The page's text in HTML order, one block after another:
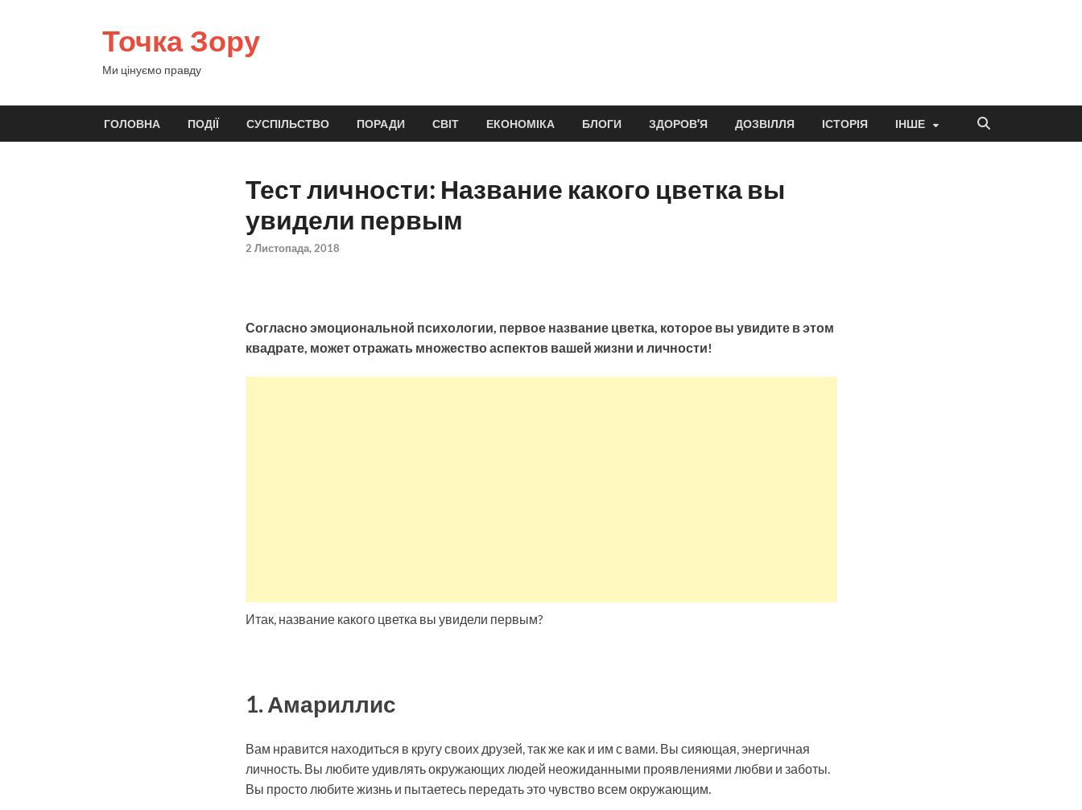
Точка Зору
Ми цінуємо правду
ГОЛОВНА ПОДІЇ СУСПІЛЬСТВО ПОРАДИ СВІТ ЕКОНОМІКА БЛОГИ ЗДОРОВ’Я ДОЗВІЛЛЯ ІСТОРІЯ ІНШЕ
Тест личности: Название какого цветка вы
увидели первым
2 Листопада, 2018
Согласно эмоциональной психологии, первое название цветка, которое вы увидите в этом
квадрате, может отражать множество аспектов вашей жизни и личности!
Итак, название какого цветка вы увидели первым?
1. Амариллис
Вам нравится находиться в кругу своих друзей, так же как и им с вами. Вы сияющая, энергичная
личность. Вы любите удивлять окружающих людей неожиданными проявлениями любви и заботы.
Вы просто любите жизнь и пытаетесь передать это чувство всем окружающим.